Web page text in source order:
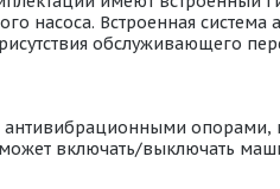
насоса. Встроенная
обслуживающего
антивибрационными
включать/выключать